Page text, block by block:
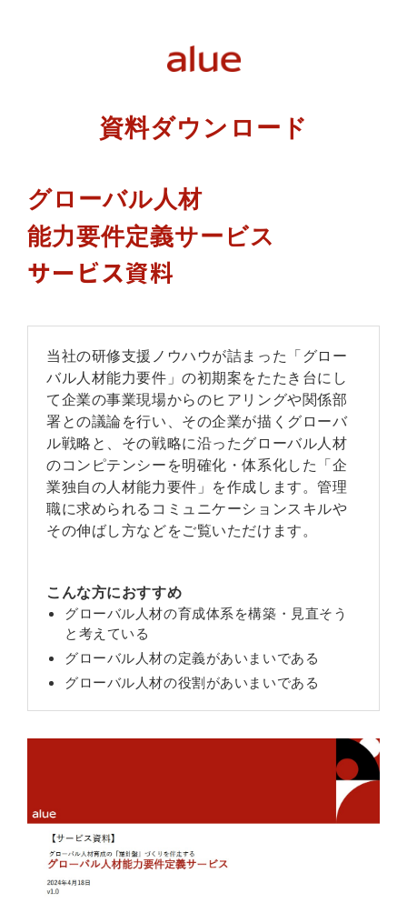
資料ダウンロード
グローバル人材
能力要件定義サービス
サービス資料
当社の研修支援ノウハウが詰まった「グロー
バル人材能力要件」の初期案をたたき台にし
て企業の事業現場からのヒアリングや関係部
署との議論を行い、その企業が描くグローバ
ル戦略と、その戦略に沿ったグローバル人材
のコンピテンシーを明確化・体系化した「企
業独自の人材能力要件」を作成します。管理
職に求められるコミュニケーションスキルや
その伸ばし方などをご覧いただけます。
こんな方におすすめ
グローバル人材の育成体系を構築・見直そう
と考えている
グローバル人材の定義があいまいである
グローバル人材の役割があいまいである